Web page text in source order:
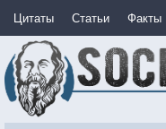
Цитаты Статьи Факты